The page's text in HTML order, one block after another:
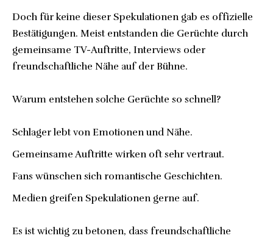
Doch für keine dieser Spekulationen gab es offizielle
Bestätigungen. Meist entstanden die Gerüchte durch
gemeinsame TV-Auftritte, Interviews oder
freundschaftliche Nähe auf der Bühne.
Warum entstehen solche Gerüchte so schnell?
Schlager lebt von Emotionen und Nähe.
Gemeinsame Auftritte wirken oft sehr vertraut.
Fans wünschen sich romantische Geschichten.
Medien greifen Spekulationen gerne auf.
Es ist wichtig zu betonen, dass freundschaftliche